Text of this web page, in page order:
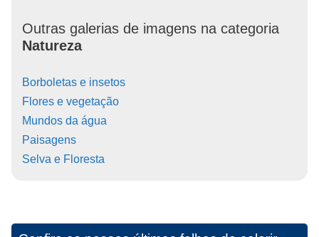
Outras galerias de imagens na categoria
Natureza
Borboletas e insetos
Flores e vegetação
Mundos da água
Paisagens
Selva e Floresta